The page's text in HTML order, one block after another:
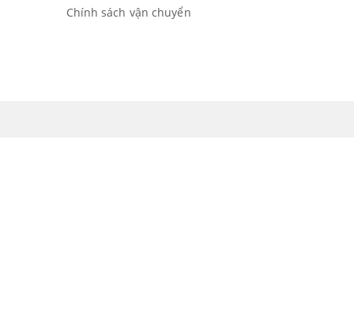
Chính sách vận chuyển